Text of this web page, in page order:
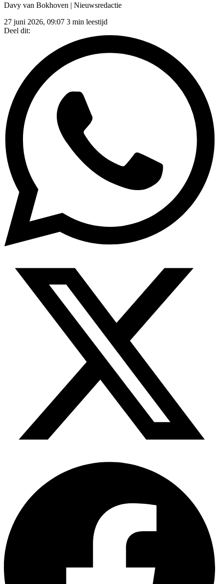
Davy van Bokhoven | Nieuwsredactie
27 juni 2026, 09:07 3 min leestijd
Deel dit: